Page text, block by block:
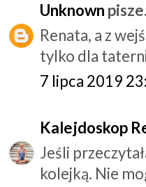
Unknown
Renata, a z
tylko dla
7 lipca 2019
Kalejdoskop
Jeśli
kolejką. Nie